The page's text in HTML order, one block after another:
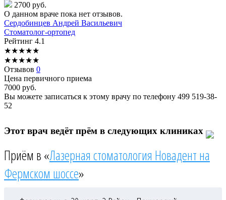
2700 руб.
О данном враче пока нет отзывов.
Сердобинцев Андрей Васильевич
Стоматолог-ортопед
Рейтинг 4.1
★★★★★
★★★★★
Отзывов 0
Цена первичного приема
7000 руб.
Вы можете записаться к этому врачу по телефону 499 519-38-
52
Этот врач ведёт прём в следующих клиниках
Приём в «Лазерная стоматология Новадент на
Фермском шоссе»